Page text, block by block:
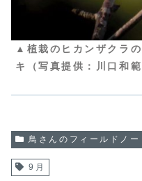
▲植栽のヒカンザクラ
キ（写真提供：川口和範
鳥さんのフィールドノー
9月